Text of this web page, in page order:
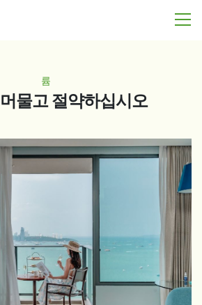
륨
물고 절약하십시오